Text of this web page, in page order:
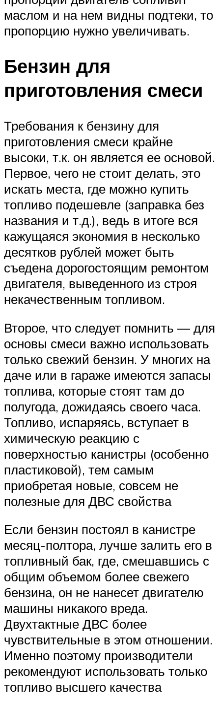
маслом и на нем видны подтеки, то
пропорцию нужно увеличивать.
Бензин для
приготовления смеси
Требования к бензину для
приготовления смеси крайне
высоки, т.к. он является ее основой.
Первое, чего не стоит делать, это
искать места, где можно купить
топливо подешевле (заправка без
названия и т.д.), ведь в итоге вся
кажущаяся экономия в несколько
десятков рублей может быть
съедена дорогостоящим ремонтом
двигателя, выведенного из строя
некачественным топливом.
Второе, что следует помнить — для
основы смеси важно использовать
только свежий бензин. У многих на
даче или в гараже имеются запасы
топлива, которые стоят там до
полугода, дожидаясь своего часа.
Топливо, испаряясь, вступает в
химическую реакцию с
поверхностью канистры (особенно
пластиковой), тем самым
приобретая новые, совсем не
полезные для ДВС свойства
Если бензин постоял в канистре
месяц-полтора, лучше залить его в
топливный бак, где, смешавшись с
общим объемом более свежего
бензина, он не нанесет двигателю
машины никакого вреда.
Двухтактные ДВС более
чувствительные в этом отношении.
Именно поэтому производители
рекомендуют использовать только
топливо высшего качества